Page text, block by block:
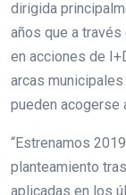
dirigida
años que a
en acciones de
arcas
pueden acogerse
“Estrenamos
planteamiento
aplicadas en los